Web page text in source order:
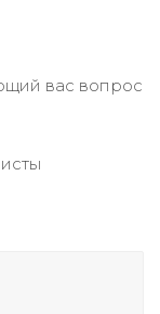
вас вопрос